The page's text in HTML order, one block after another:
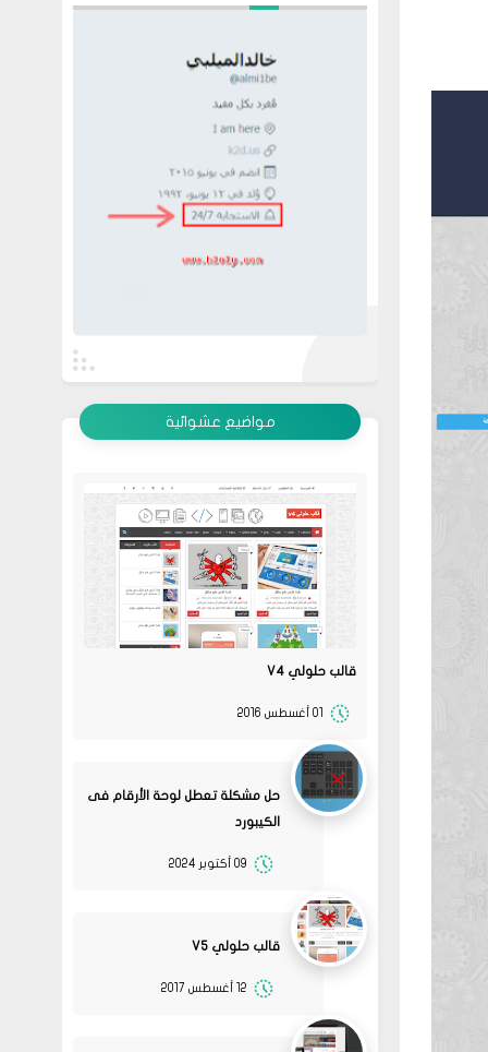
مواضيع عشوائية
قالب حلولي V4
01 أغسطس 2016
حل مشكلة تعطل لوحة الأرقام فى
الكيبورد
09 أكتوبر 2024
قالب حلولي V5
12 أغسطس 2017
02 2022